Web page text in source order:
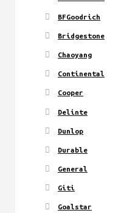
BFGoodrich
Bridgestone
Chaoyang
Continental
Cooper
Delinte
Dunlop
Durable
General
Giti
Goalstar